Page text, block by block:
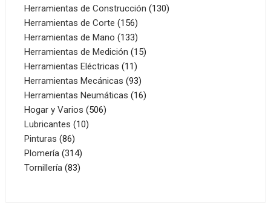
productos
Herramientas de Construcción 130130
Herramientas de Corte 156156
productos
Herramientas de Mano 133133
productos
Herramientas de Medición 1515
Herramientas Eléctricas 1111
productos
Herramientas Mecánicas 9393
productos
Herramientas Neumáticas 1616
Hogar y Varios 506506
Lubricantes 1010
Pinturas 8686
productos
Plomería 314314
productos
Tornillería 8383